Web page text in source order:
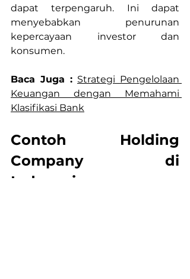
dapat terpengaruh. Ini dapat
menyebabkan penurunan
kepercayaan investor dan
konsumen.
Baca Juga : Strategi Pengelolaan
Keuangan dengan Memahami
Klasifikasi Bank
Contoh Holding
Company di
Indonesia